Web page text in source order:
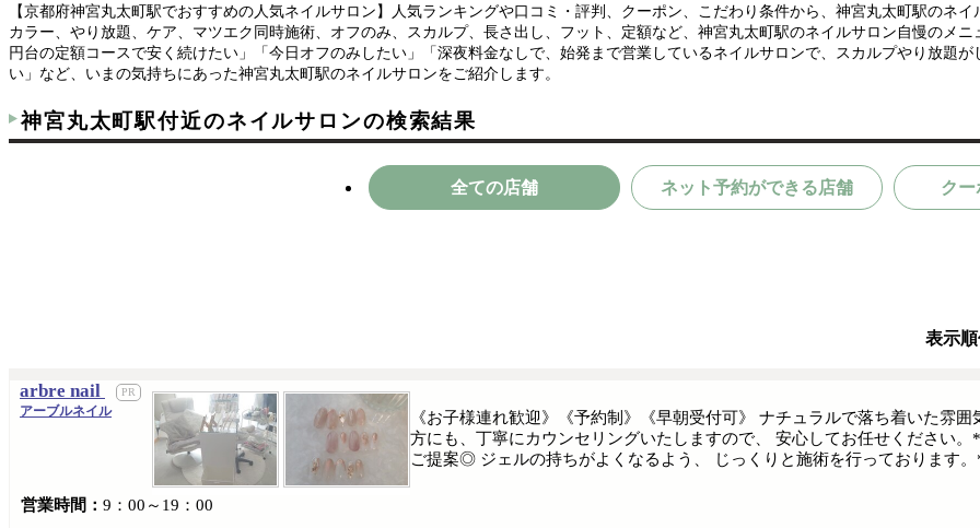
【京都府神宮丸太町駅でおすすめの人気ネイルサロン】人気ランキングや口コミ・評判、クーポン、こだわり条件から、神宮丸太町駅のネ
カラー、やり放題、ケア、マツエク同時施術、オフのみ、スカルプ、長さ出し、フット、定額など、神宮丸太町駅のネイルサロン自慢のメ
円台の定額コースで安く続けたい」「今日オフのみしたい」「深夜料金なしで、始発まで営業しているネイルサロンで、スカルプやり放題
い」など、いまの気持ちにあった神宮丸太町駅のネイルサロンをご紹介します。
神宮丸太町駅付近のネイルサロンの検索結果
全ての店舗 ネット予約ができる店舗 クー
表示
arbre nail
アーブルネイル
《お子様連れ歓迎》《予約制》《早朝受付可》 ナチュラルで落ち着いた雰
方にも、丁寧にカウンセリングいたしますので、 安心してお任せください
ご提案◎ ジェルの持ちがよくなるよう、 じっくりと施術を行っております
営業時間： 9：00～19：00